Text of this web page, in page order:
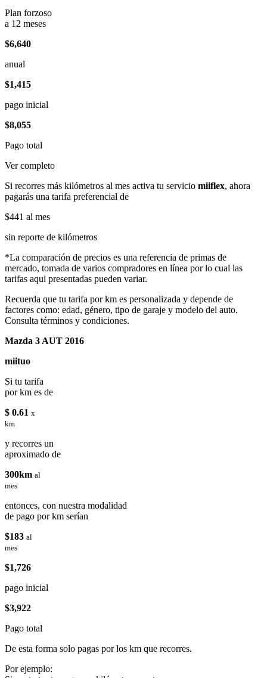
Plan forzoso
a 12 meses
$6,640
anual
$1,415
pago inicial
$8,055
Pago total
Ver completo
Si recorres más kilómetros al mes activa tu servicio miiflex, ahora
pagarás una tarifa preferencial de
$441 al mes
sin reporte de kilómetros
*La comparación de precios es una referencia de primas de
mercado, tomada de varios compradores en línea por lo cual las
tarifas aqui presentadas pueden variar.
Recuerda que tu tarifa por km es personalizada y depende de
factores como: edad, género, tipo de garaje y modelo del auto.
Consulta términos y condiciones.
Mazda 3 AUT 2016
miituo
Si tu tarifa
por km es de
$ 0.61 x
km
y recorres un
aproximado de
300km al
mes
entonces, con nuestra modalidad
de pago por km serían
$183 al
mes
$1,726
pago inicial
$3,922
Pago total
De esta forma solo pagas por los km que recorres.
Por ejemplo: